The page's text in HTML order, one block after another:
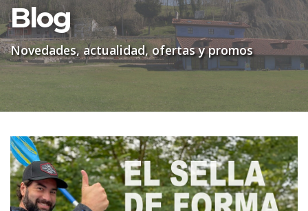
ACTIVIDADES
INSTALACIONES
OFERTAS
RESERVAS
NOSOTROS
CONTÁCTANOS
Blog
Novedades, actualidad, ofertas y promos